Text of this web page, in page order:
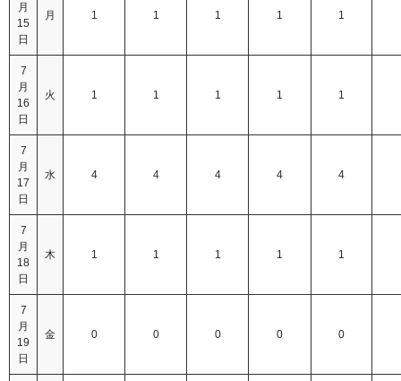
月
15
日
月 1 1 1 1 1
7
月
16
日
火 1 1 1 1 1
7
月
17
日
水 4 4 4 4 4
7
月
18
日
木 1 1 1 1 1
7
月
19
日
金 0 0 0 0 0